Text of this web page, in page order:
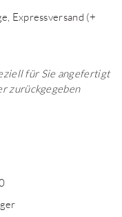
Expressversand (+
für Sie angefertigt
zurückgegeben